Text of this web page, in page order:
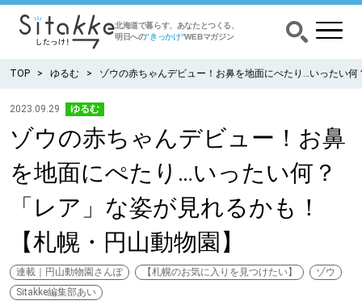
北海道で暮らす、あなたとつくる、
明日への”きっかけ”WEBマガジン
CATEGORY カテゴリー
食べる
出かける
暮らす
TOP ゆるむ ゾウの赤ちゃんデビュー！お鼻を地面にぺたり…いったい
2023.09.29 ゆるむ
ゾウの赤ちゃんデビュー！お鼻
を地面にぺたり…いったい何？
「レア」な姿が見れるかも！
【札幌・円山動物園】
連載｜円山動物園さんぽ 【札幌のお気に入りを見つけたい】
ゾウ
Sitakke編集部あい